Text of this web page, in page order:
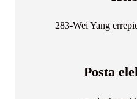
283-Wei Yang
Posta